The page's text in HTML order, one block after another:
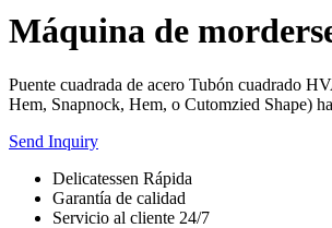
Máquina de
Puente cuadrada de acero Tubón cuadrado
Hem, Snapnock, Hem, o Cutomzied Shape)
Send Inquiry
Delicatessen Rápida
Garantía de calidad
Servicio al cliente 24/7